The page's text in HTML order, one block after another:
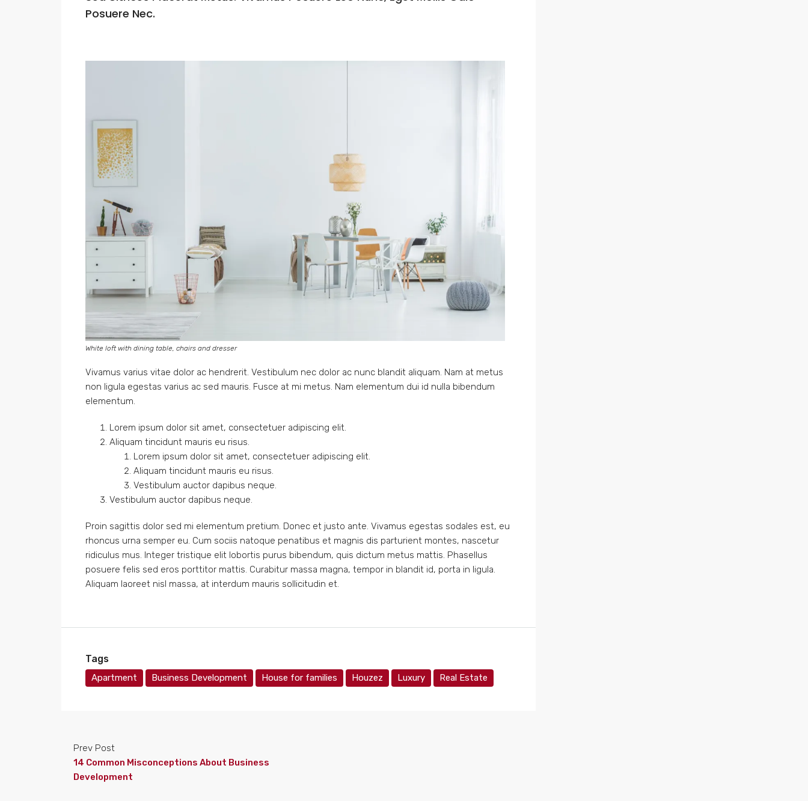
Posuere Nec.
White loft with dining table, chairs and dresser
Vivamus varius vitae dolor ac hendrerit. Vestibulum nec dolor ac nunc blandit aliquam. Nam at metus
non ligula egestas varius ac sed mauris. Fusce at mi metus. Nam elementum dui id nulla bibendum
elementum.
Lorem ipsum dolor sit amet, consectetuer adipiscing elit.
Aliquam tincidunt mauris eu risus.
Lorem ipsum dolor sit amet, consectetuer adipiscing elit.
Aliquam tincidunt mauris eu risus.
Vestibulum auctor dapibus neque.
Vestibulum auctor dapibus neque.
Proin sagittis dolor sed mi elementum pretium. Donec et justo ante. Vivamus egestas sodales est, eu
rhoncus urna semper eu. Cum sociis natoque penatibus et magnis dis parturient montes, nascetur
ridiculus mus. Integer tristique elit lobortis purus bibendum, quis dictum metus mattis. Phasellus
posuere felis sed eros porttitor mattis. Curabitur massa magna, tempor in blandit id, porta in ligula.
Aliquam laoreet nisl massa, at interdum mauris sollicitudin et.
Tags
Apartment Business Development House for families Houzez Luxury Real Estate
Prev Post
14 Common Misconceptions About Business
Development